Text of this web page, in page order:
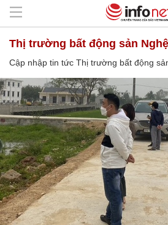
Thị trường bất động sản
Cập nhập tin tức Thị trường bất động